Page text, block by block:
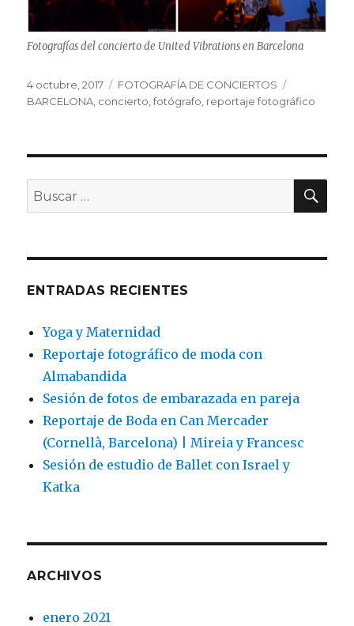
Fotografías del concierto de United Vibrations en Barcelona
Publicado
el
4 octubre, 2017 Categorías
FOTOGRAFÍA DE CONCIERTOS
BARCELONA concierto ,fotógrafo reportaje fotográfico
Buscar
por:
ENTRADAS RECIENTES
Yoga y Maternidad
Reportaje fotográfico de moda con
Almabandida
Sesión de fotos de embarazada en pareja
Reportaje de Boda en Can Mercader
(Cornellà, Barcelona) | Mireia y Francesc
Sesión de estudio de Ballet con Israel y
Katka
ARCHIVOS
enero 2021